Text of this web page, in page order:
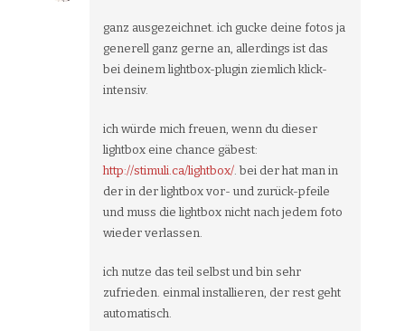
ganz ausgezeichnet. ich gucke deine fotos ja
generell ganz gerne an, allerdings ist das
bei deinem lightbox-plugin ziemlich klick-
intensiv.
ich würde mich freuen, wenn du dieser
lightbox eine chance gäbest:
http://stimuli.ca/lightbox/. bei der hat man in
der in der lightbox vor- und zurück-pfeile
und muss die lightbox nicht nach jedem foto
wieder verlassen.
ich nutze das teil selbst und bin sehr
zufrieden. einmal installieren, der rest geht
automatisch.